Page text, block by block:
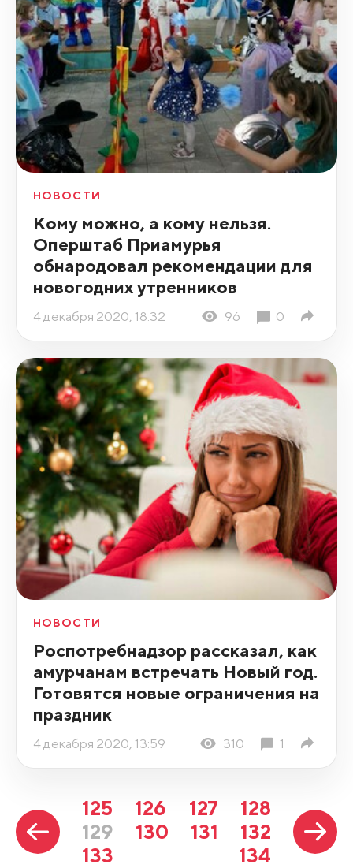
НОВОСТИ
Кому можно, а кому нельзя.
Оперштаб Приамурья
обнародовал рекомендации для
новогодних утренников
4 декабря 2020, 18:32 96 0
НОВОСТИ
Роспотребнадзор рассказал, как
амурчанам встречать Новый год.
Готовятся новые ограничения на
праздник
4 декабря 2020, 13:59 310 1
125 126 127
128
129
130 131
132
133
134